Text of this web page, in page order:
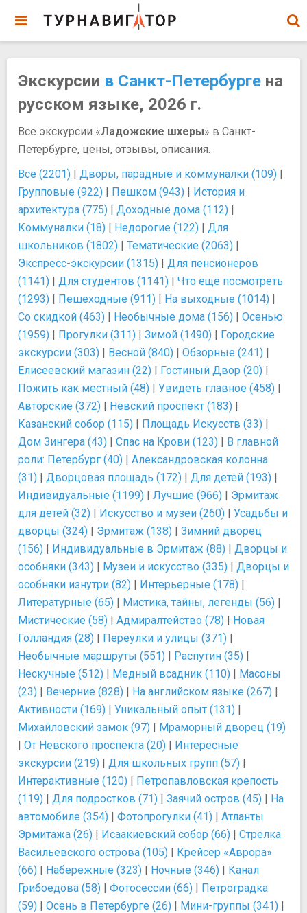
Экскурсии в Санкт-Петербурге на
русском языке, 2026 г.
Все экскурсии «Ладожские шхеры» в Санкт-
Петербурге, цены, отзывы, описания.
Все (2201) | Дворы, парадные и коммуналки (109) |
Групповые (922) | Пешком (943) | История и
архитектура (775) | Доходные дома (112) |
Коммуналки (18) | Недорогие (122) | Для
школьников (1802) | Тематические (2063) |
Экспресс-экскурсии (1315) | Для пенсионеров
(1141) | Для студентов (1141) | Что ещё посмотреть
(1293) | Пешеходные (911) | На выходные (1014) |
Со скидкой (463) | Необычные дома (156) | Осенью
(1959) | Прогулки (311) | Зимой (1490) | Городские
экскурсии (303) | Весной (840) | Обзорные (241) |
Елисеевский магазин (22) | Гостиный Двор (20) |
Пожить как местный (48) | Увидеть главное (458) |
Авторские (372) | Невский проспект (183) |
Казанский собор (115) | Площадь Искусств (33) |
Дом Зингера (43) | Спас на Крови (123) | В главной
роли: Петербург (40) | Александровская колонна
(31) | Дворцовая площадь (172) | Для детей (193) |
Индивидуальные (1199) | Лучшие (966) | Эрмитаж
для детей (32) | Искусство и музеи (260) | Усадьбы и
дворцы (324) | Эрмитаж (138) | Зимний дворец
(156) | Индивидуальные в Эрмитаж (88) | Дворцы и
особняки (343) | Музеи и искусство (335) | Дворцы и
особняки изнутри (82) | Интерьерные (178) |
Литературные (65) | Мистика, тайны, легенды (56) |
Мистические (58) | Адмиралтейство (78) | Новая
Голландия (28) | Переулки и улицы (371) |
Необычные маршруты (551) | Распутин (35) |
Нескучные (512) | Медный всадник (110) | Масоны
(23) | Вечерние (828) | На английском языке (267) |
Активности (169) | Уникальный опыт (131) |
Михайловский замок (97) | Мраморный дворец (19)
| От Невского проспекта (20) | Интересные
экскурсии (219) | Для школьных групп (57) |
Интерактивные (120) | Петропавловская крепость
(119) | Для подростков (71) | Заячий остров (45) | На
автомобиле (354) | Фотопрогулки (41) | Атланты
Эрмитажа (26) | Исаакиевский собор (66) | Стрелка
Васильевского острова (105) | Крейсер «Аврора»
(66) | Набережные (323) | Ночные (346) | Канал
Грибоедова (58) | Фотосессии (66) | Петроградка
(59) | Осень в Петербурге (26) | Мини-группы (341) |